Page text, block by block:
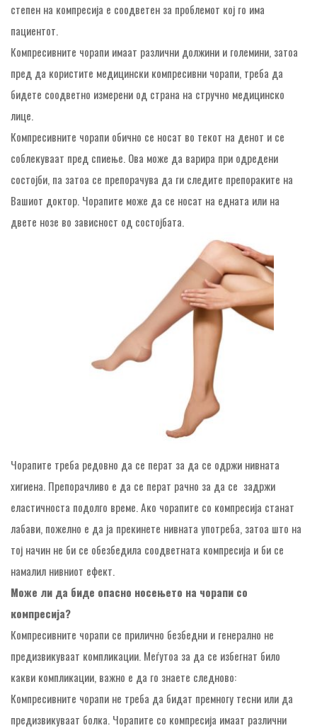
степен на компресија е соодветен за проблемот кој го има
пациентот.
Компресивните чорапи имаат различни должини и големини, затоа
пред да користите медицински компресивни чорапи, треба да
бидете соодветно измерени од страна на стручно медицинско
лице.
Компресивните чорапи обично се носат во текот на денот и се
соблекуваат пред спиење. Ова може да варира при одредени
состојби, па затоа се препорачува да ги следите препораките на
Вашиот доктор. Чорапите може да се носат на едната или на
двете нозе во зависност од состојбата.
Чорапите треба редовно да се перат за да се одржи нивната
хигиена. Препорачливо е да се перат рачно за да се задржи
еластичноста подолго време. Ако чорапите со компресија станат
лабави, пожелно е да ја прекинете нивната употреба, затоа што на
тој начин не би се обезбедила соодветната компресија и би се
намалил нивниот ефект.
Може ли да биде опасно носењето на чорапи со
компресија?
Компресивните чорапи се прилично безбедни и генерално не
предизвикуваат компликации. Меѓутоа за да се избегнат било
какви компликации, важно е да го знаете следново:
Компресивните чорапи не треба да бидат премногу тесни или да
предизвикуваат болка. Чорапите со компресија имаат различни